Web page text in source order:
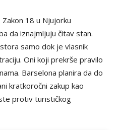
18 u Njujorku
da iznajmljuju čitav stan.
samo dok je vlasnik
Oni koji prekrše pravilo
Barselona planira da do
kratkoročni zakup kao
protiv turističkog